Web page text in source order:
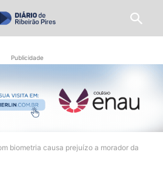
Publicidade
biometria causa prejuízo a morador da